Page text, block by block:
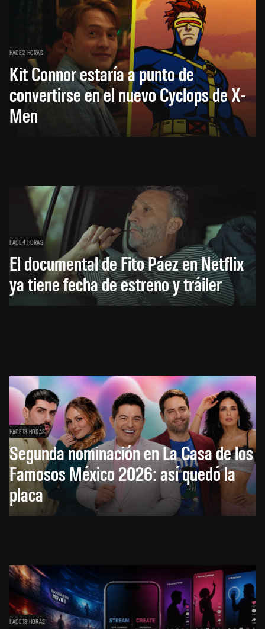
HACE 2 HORAS
Kit Connor estaría a punto de
convertirse en el nuevo Cyclops de X-
Men
HACE 4 HORAS
El documental de Fito Páez en Netflix
ya tiene fecha de estreno y tráiler
HACE 13 HORAS
Segunda nominación en La Casa de los
Famosos México 2026: así quedó la
placa
HACE 19 HORAS